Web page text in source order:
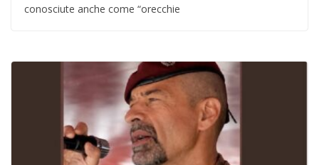
conosciute anche come “orecchie